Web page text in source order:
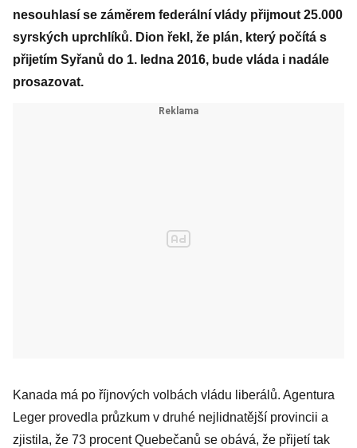
nesouhlasí se záměrem federální vlády přijmout 25.000
syrských uprchlíků. Dion řekl, že plán, který počítá s
přijetím Syřanů do 1. ledna 2016, bude vláda i nadále
prosazovat.
Kanada má po říjnových volbách vládu liberálů. Agentura
Leger provedla průzkum v druhé nejlidnatější provincii a
zjistila, že 73 procent Quebečanů se obává, že přijetí tak